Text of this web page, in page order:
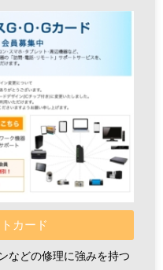
カード
などの修理に強みを持つ